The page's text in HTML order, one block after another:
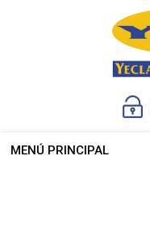
MENÚ PRINCIPAL